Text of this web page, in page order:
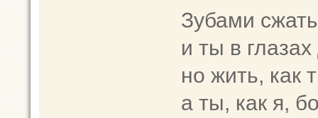
Зубами
и ты в
но жить, как
а ты, как я,